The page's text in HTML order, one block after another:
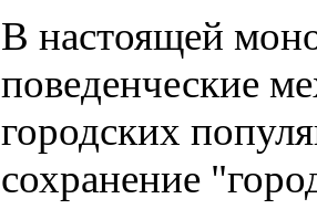
В настоящей
поведенческие
городских
сохранение